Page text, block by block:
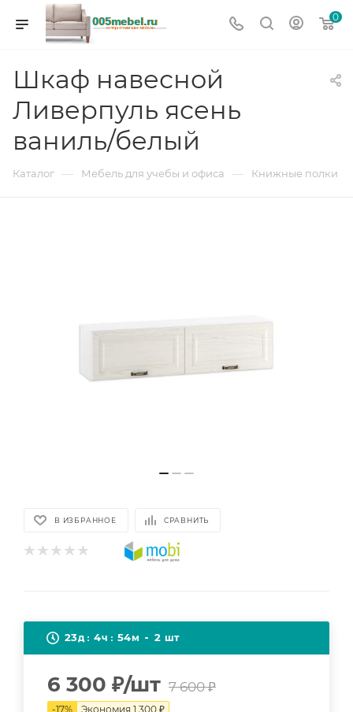
0
Шкаф навесной
Ливерпуль ясень
ваниль/белый
Каталог — Мебель для учебы и офиса — Книжные полки
В ИЗБРАННОЕ СРАВНИТЬ
23д 4ч 54м 2 шт
6 300 ₽/шт 7 600₽
-17% Экономия 1 300 ₽